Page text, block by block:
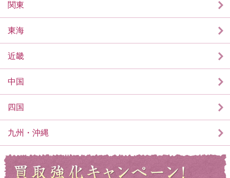
関東
東海
近畿
中国
四国
九州・沖縄